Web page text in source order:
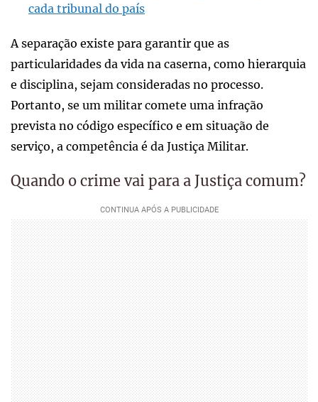
cada tribunal do país
A separação existe para garantir que as
particularidades da vida na caserna, como hierarquia
e disciplina, sejam consideradas no processo.
Portanto, se um militar comete uma infração
prevista no código específico e em situação de
serviço, a competência é da Justiça Militar.
Quando o crime vai para a Justiça comum?